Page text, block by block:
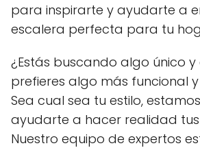
para inspirarte y ayudarte a
escalera perfecta para tu
¿Estás buscando algo único y
prefieres algo más funcional
Sea cual sea tu estilo,
ayudarte a hacer realidad tus
Nuestro equipo de expertos